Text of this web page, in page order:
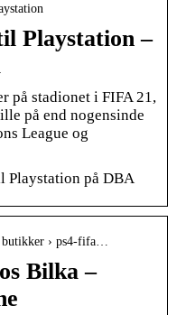
Playstation –
på stadionet i FIFA 21,
på end nogensinde
League og
Playstation på DBA
› ps4-fifa…
Bilka –